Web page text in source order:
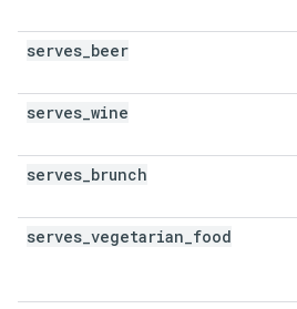
serves_beer
serves_wine
serves_brunch
serves_vegetarian_food